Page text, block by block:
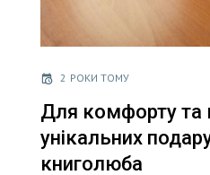
2 РОКИ ТОМУ
Для комфорту та
унікальних
книголюба